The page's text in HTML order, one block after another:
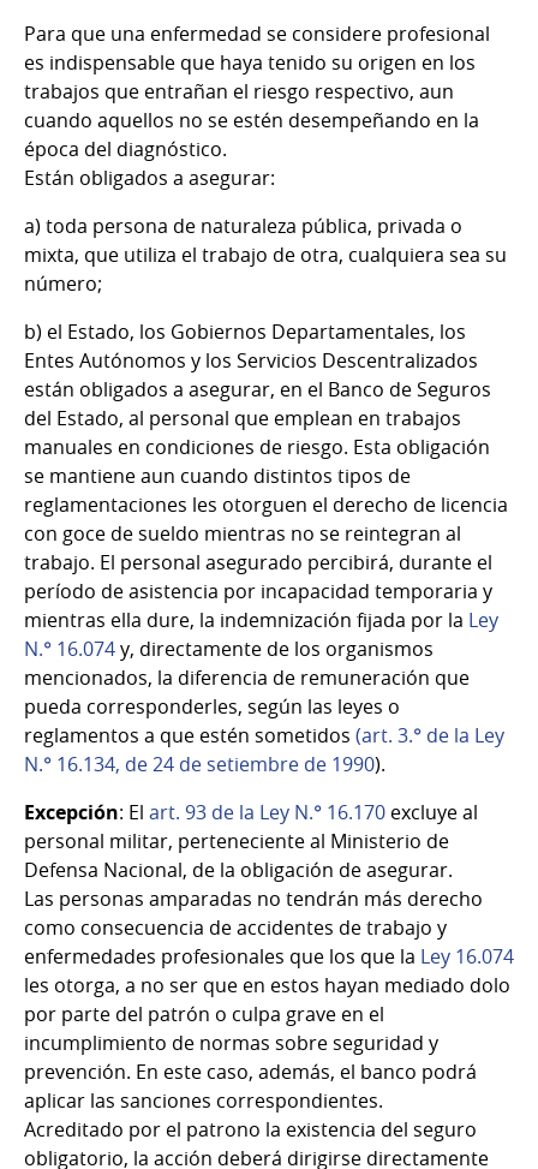
Para que una enfermedad se considere profesional
es indispensable que haya tenido su origen en los
trabajos que entrañan el riesgo respectivo, aun
cuando aquellos no se estén desempeñando en la
época del diagnóstico.
Están obligados a asegurar:
a) toda persona de naturaleza pública, privada o
mixta, que utiliza el trabajo de otra, cualquiera sea su
número;
b) el Estado, los Gobiernos Departamentales, los
Entes Autónomos y los Servicios Descentralizados
están obligados a asegurar, en el Banco de Seguros
del Estado, al personal que emplean en trabajos
manuales en condiciones de riesgo. Esta obligación
se mantiene aun cuando distintos tipos de
reglamentaciones les otorguen el derecho de licencia
con goce de sueldo mientras no se reintegran al
trabajo. El personal asegurado percibirá, durante el
período de asistencia por incapacidad temporaria y
mientras ella dure, la indemnización fijada por la Ley
N.° 16.074y, directamente de los organismos
mencionados, la diferencia de remuneración que
pueda corresponderles, según las leyes o
reglamentos a que estén sometidos (art. 3.° de la Ley
N.° 16.134, de 24 de setiembre de 1990).
Excepción: El art. 93 de la Ley N.° 16.170 excluye al
personal militar, perteneciente al Ministerio de
Defensa Nacional, de la obligación de asegurar.
Las personas amparadas no tendrán más derecho
como consecuencia de accidentes de trabajo y
enfermedades profesionales que los que la Ley 16.074
les otorga, a no ser que en estos hayan mediado dolo
por parte del patrón o culpa grave en el
incumplimiento de normas sobre seguridad y
prevención. En este caso, además, el banco podrá
aplicar las sanciones correspondientes.
Acreditado por el patrono la existencia del seguro
obligatorio, la acción deberá dirigirse directamente